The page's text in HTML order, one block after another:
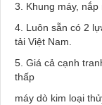
3. Khung máy,
4. Luôn sẵn có 2
tải Việt Nam.
5. Giá cả cạnh
thấp
máy dò kim loại